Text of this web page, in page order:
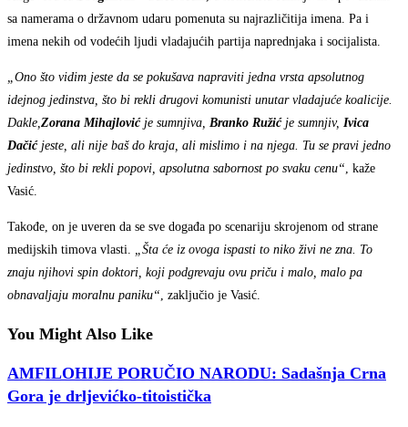
sa namerama o državnom udaru pomenuta su najrazličitija imena. Pa i
imena nekih od vodećih ljudi vladajućih partija naprednjaka i socijalista.
„Ono što vidim jeste da se pokušava napraviti jedna vrsta apsolutnog
idejnog jedinstva, što bi rekli drugovi komunisti unutar vladajuće koalicije.
Dakle,Zorana Mihajlovićje sumnjiva, Branko Ružićje sumnjiv, Ivica
Dačićjeste, ali nije baš do kraja, ali mislimo i na njega. Tu se pravi jedno
jedinstvo, što bi rekli popovi, apsolutna sabornost po svaku cenu“, kaže
Vasić.
Takođe, on je uveren da se sve događa po scenariju skrojenom od strane
medijskih timova vlasti. „Šta će iz ovoga ispasti to niko živi ne zna. To
znaju njihovi spin doktori, koji podgrevaju ovu priču i malo, malo pa
obnavaljaju moralnu paniku“, zaključio je Vasić.
You Might Also Like
AMFILOHIJE PORUČIO NARODU: Sadašnja Crna
Gora je drljevićko-titoistička